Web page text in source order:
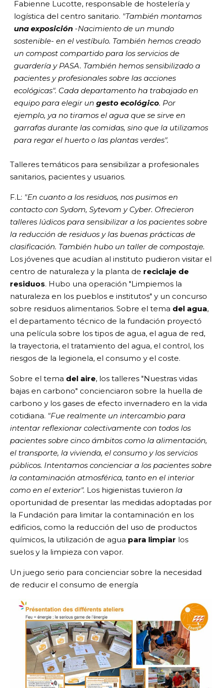
Fabienne Lucotte, responsable de hostelería y
logística del centro sanitario. "También montamos
una exposición -Nacimiento de un mundo
sostenible- en el vestíbulo. También hemos creado
un compost compartido para los servicios de
guardería y PASA. También hemos sensibilizado a
pacientes y profesionales sobre las acciones
ecológicas". Cada departamento ha trabajado en
equipo para elegir un gesto ecológico. Por
ejemplo, ya no tiramos el agua que se sirve en
garrafas durante las comidas, sino que la utilizamos
para regar el huerto o las plantas verdes".
Talleres temáticos para sensibilizar a profesionales
sanitarios, pacientes y usuarios.
F.L: "En cuanto a los residuos, nos pusimos en
contacto con Sydom, Sytevom y Cyber. Ofrecieron
talleres lúdicos para sensibilizar a los pacientes sobre
la reducción de residuos y las buenas prácticas de
clasificación. También hubo un taller de compostaje.
Los jóvenes que acudían al instituto pudieron visitar el
centro de naturaleza y la planta de reciclaje de
residuos. Hubo una operación "Limpiemos la
naturaleza en los pueblos e institutos" y un concurso
sobre residuos alimentarios. Sobre el tema del agua,
el departamento técnico de la fundación proyectó
una película sobre los tipos de agua, el agua de red,
la trayectoria, el tratamiento del agua, el control, los
riesgos de la legionela, el consumo y el coste.
Sobre el tema del aire, los talleres "Nuestras vidas
bajas en carbono" concienciaron sobre la huella de
carbono y los gases de efecto invernadero en la vida
cotidiana. "Fue realmente un intercambio para
intentar reflexionar colectivamente con todos los
pacientes sobre cinco ámbitos como la alimentación,
el transporte, la vivienda, el consumo y los servicios
públicos. Intentamos concienciar a los pacientes sobre
la contaminación atmosférica, tanto en el interior
como en el exterior". Los higienistas tuvieron la
oportunidad de presentar las medidas adoptadas por
la Fundación para limitar la contaminación en los
edificios, como la reducción del uso de productos
químicos, la utilización de agua para limpiar los
suelos y la limpieza con vapor.
Un juego serio para concienciar sobre la necesidad
de reducir el consumo de energía